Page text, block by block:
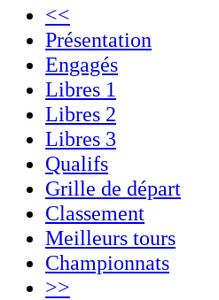
<<
Présentation
Engagés
Libres 1
Libres 2
Libres 3
Qualifs
Grille de départ
Classement
Meilleurs tours
Championnats
>>